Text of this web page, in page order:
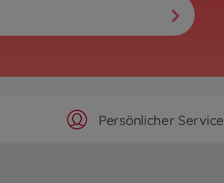
Persönlicher Service